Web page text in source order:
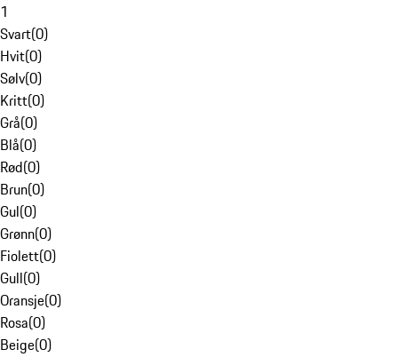
1
Svart(0)
Hvit(0)
Sølv(0)
Kritt(0)
Grå(0)
Blå(0)
Rød(0)
Brun(0)
Gul(0)
Grønn(0)
Fiolett(0)
Gull(0)
Oransje(0)
Rosa(0)
Beige(0)